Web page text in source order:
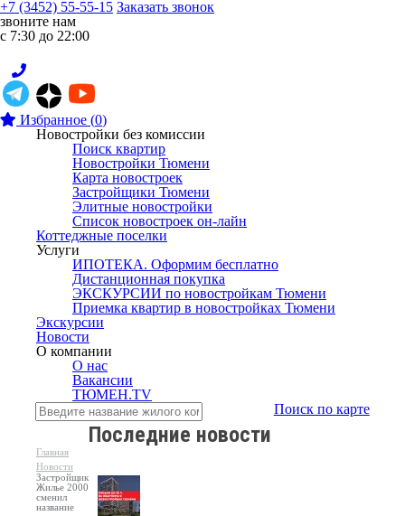
+7 (3452) 55-55-15 Заказать звонок
звоните нам
с 7:30 до 22:00
Избранное (0)
Новостройки без комиссии
Поиск квартир
Новостройки Тюмени
Карта новостроек
Застройщики Тюмени
Элитные новостройки
Список новостроек он-лайн
Коттеджные поселки
Услуги
ИПОТЕКА. Оформим бесплатно
Дистанционная покупка
ЭКСКУРСИИ по новостройкам Тюмени
Приемка квартир в новостройках Тюмени
Экскурсии
Новости
О компании
О нас
Вакансии
ТЮМЕН.TV
Поиск по карте
Главная
Новости
Застройщик
Жилье 2000
сменил
название
Последние новости